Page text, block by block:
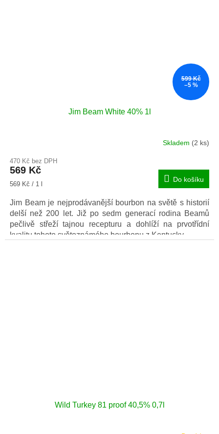
599 Kč
–5 %
Jim Beam White 40% 1l
produktu
je
5,0
5
hvězdiček.
Skladem (2 ks)
470 Kč bez DPH
569 Kč
Měrná
569 Kč / 1 l
Do košíku
Jim Beam je nejprodávanější bourbon na světě s historií
delší než 200 let. Již po sedm generací rodina Beamů
pečlivě střeží tajnou recepturu a dohlíží na prvotřídní
kvalitu tohoto světoznámého bourbonu z Kentucky.
Wild Turkey 81 proof 40,5% 0,7l